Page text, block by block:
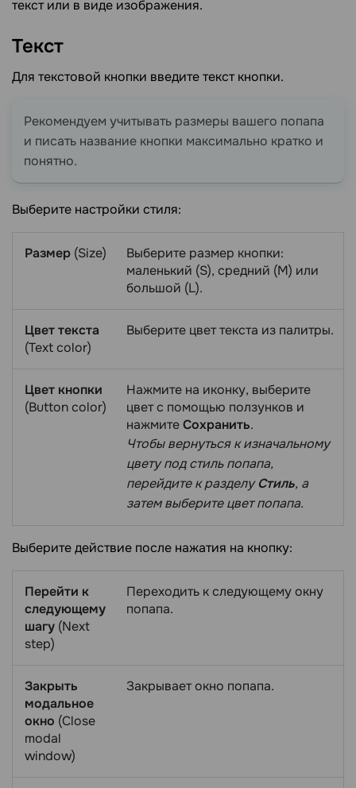
текст или в виде изображения.
Текст
Для текстовой кнопки введите текст кнопки.
Рекомендуем учитывать размеры вашего попапа
и писать название кнопки максимально кратко и
понятно.
Выберите настройки стиля:
Размер (Size)
Выберите размер кнопки:
маленький (S), средний (M) или
большой (L).
Цветтекста
(Text color)
Выберите цвет текста из палитры.
Цвет кнопки
(Button color)
Нажмите на иконку, выберите
цвет с помощью ползунков и
нажмитеСохранить.
Чтобы вернуться к изначальному
цвету под стиль попапа,
перейдите к разделуСтиль, а
затем выберите цвет попапа.
Выберите действие после нажатия на кнопку:
Перейти к
следующему
шагу (Next
step)
Переходить к следующему окну
попапа.
Закрыть
модальное
окно (Close
modal
window)
Закрывает окно попапа.